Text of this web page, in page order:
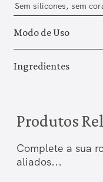
Sem silicones, sem
Modo de Uso
Ingredientes
Produtos
Complete a sua
aliados...